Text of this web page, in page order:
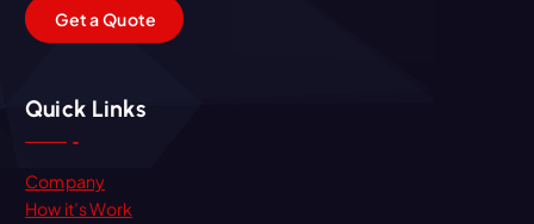
GetaQuote
Quick Links
Company
How it’s Work